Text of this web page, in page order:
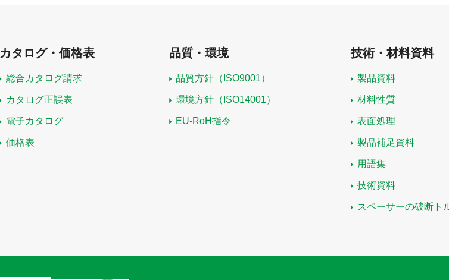
カタログ・価格表
総合カタログ請求
カタログ正誤表
電子カタログ
価格表
品質・環境
品質方針（ISO9001）
環境方針（ISO14001）
EU-RoH指令
技術・材料資料
製品資料
材料性質
表面処理
製品補足資料
用語集
技術資料
スペーサーの破断ト